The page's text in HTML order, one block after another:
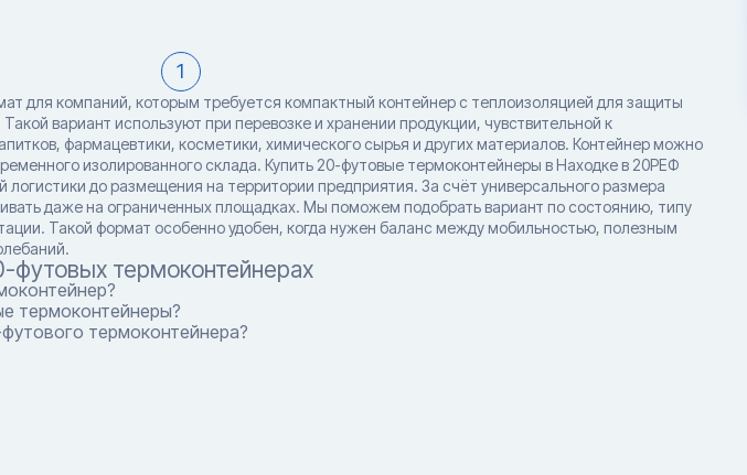
1
для компаний, которым требуется компактный контейнер с теплоизоляцией для защиты
вариант используют при перевозке и хранении продукции, чувствительной к
фармацевтики, косметики, химического сырья и других материалов. Контейнер можно
изолированного склада. Купить 20-футовые термоконтейнеры в Находке в 20РЕФ
до размещения на территории предприятия. За счёт универсального размера
даже на ограниченных площадках. Мы поможем подобрать вариант по состоянию, типу
Такой формат особенно удобен, когда нужен баланс между мобильностью, полезным
термоконтейнерах
термоконтейнеры?
термоконтейнера?